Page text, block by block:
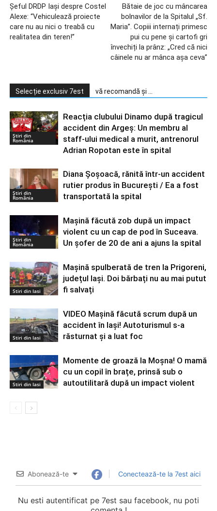
Șeful DRDP Iași despre Costel
Alexe: “Vehiculează proiecte
care nu au nici o treabă cu
realitatea din teren!”
Bătaie de joc cu mâncarea
bolnavilor de la Spitalul „Sf.
Maria”. Copiii internați primesc
pui cu pene și cartofi gri
învechiți la prânz: „Cred că nici
câinele nu ar mânca așa ceva”
Selecție exclusiv 7est vă recomandă și ...
Știri din
România
Reacția clubului Dinamo după tragicul
accident din Argeș: Un membru al
staff-ului medical a murit, antrenorul
Adrian Ropotan este în spital
Știri din
România
Diana Şoşoacă, rănită într-un accident
rutier produs în Bucureşti / Ea a fost
transportată la spital
Știri din
România
Mașină făcută zob după un impact
violent cu un cap de pod în Suceava.
Un șofer de 20 de ani a ajuns la spital
Stiri din Iasi
Mașină spulberată de tren la Prigoreni,
județul Iași. Doi bărbați nu au mai putut
fi salvați
Stiri din Iasi
VIDEO Mașină făcută scrum după un
accident în Iași! Autoturismul s-a
răsturnat și a luat foc
Stiri din Iasi
Momente de groază la Moșna! O mamă
cu un copil în brațe, prinsă sub o
autoutilitară după un impact violent
Abonează-te Conectează-te la 7est aici
Nu esti autentificat pe 7est sau facebook, nu poti